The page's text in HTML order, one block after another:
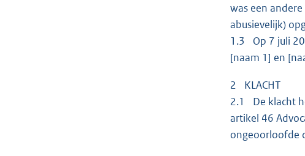
was een
abusievelijk)
1.3 Op 7 juli
[naam 1] en
2 KLACHT
2.1 De klacht
artikel 46
ongeoorloofde